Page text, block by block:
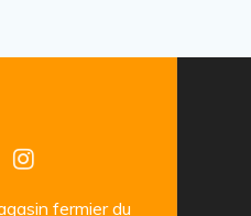
fermier du